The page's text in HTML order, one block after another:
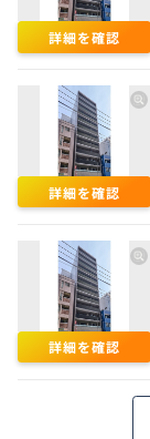
詳細を確認
詳細を確認
詳細を確認